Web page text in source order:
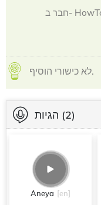
לא כישורי הוסיף.
הגיות (2)
Aneya [en]